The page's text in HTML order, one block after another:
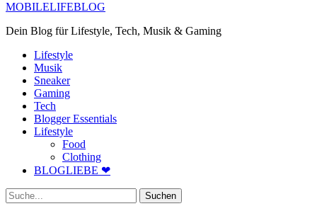
MOBILELIFEBLOG
Dein Blog für Lifestyle, Tech, Musik & Gaming
Lifestyle
Musik
Sneaker
Gaming
Tech
Blogger Essentials
Lifestyle
Food
Clothing
BLOGLIEBE ❤
Suche